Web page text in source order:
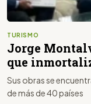
TURISMO
Jorge
que
Sus obras se
de más de 40 países